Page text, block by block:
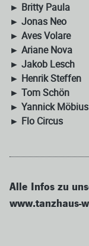
► Britty Paula
► Jonas Neo
► Aves Volare
► Ariane Nova
► Jakob Lesch
► Henrik Steffen
► Tom Schön
► Yannick Möbius
► Flo Circus
Alle Infos zu
www.tanzhaus-